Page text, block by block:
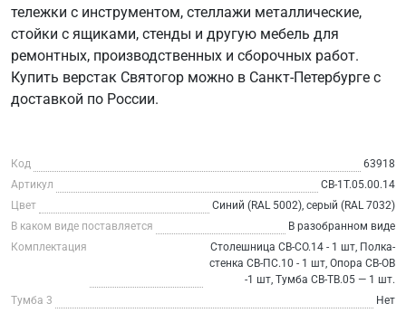
тележки с инструментом, стеллажи металлические,
стойки с ящиками, стенды и другую мебель для
ремонтных, производственных и сборочных работ.
Купить верстак Святогор можно в Санкт-Петербурге с
доставкой по России.
Код
63918
Артикул
СВ-1Т.05.00.14
Цвет
Синий (RAL 5002), серый (RAL 7032)
В каком виде поставляется
В разобранном виде
Комплектация
Столешница СВ-СО.14 - 1 шт, Полка-
стенка СВ-ПС.10 - 1 шт, Опора СВ-ОВ
-1 шт, Тумба СВ-ТВ.05 — 1 шт.
Тумба 3
Нет